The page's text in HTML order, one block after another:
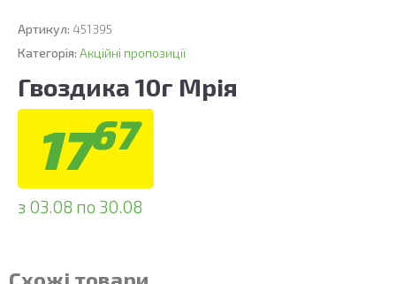
Артикул: 451395
Категорія: Акційні пропозиції
Гвоздика 10г Мрія
1767
з 03.08 по 30.08